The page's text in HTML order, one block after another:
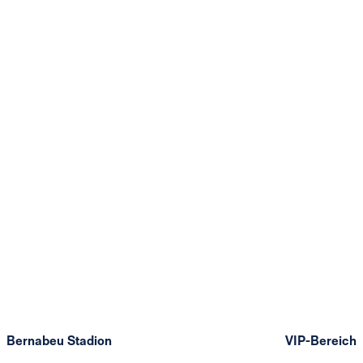
Bernabeu Stadion VIP-Bereich